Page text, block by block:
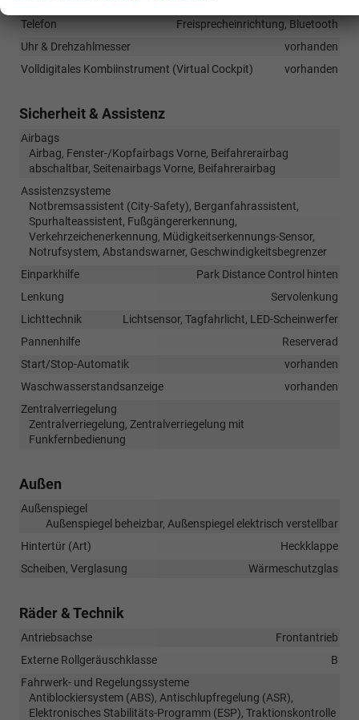
Telefon
Freisprecheinrichtung, Bluetooth
Uhr & Drehzahlmesser
vorhanden
Volldigitales Kombiinstrument (Virtual Cockpit)
vorhanden
Sicherheit & Assistenz
Airbags
Airbag, Fenster-/Kopfairbags Vorne, Beifahrerairbag
abschaltbar, Seitenairbags Vorne, Beifahrerairbag
Assistenzsysteme
Notbremsassistent (City-Safety), Berganfahrassistent,
Spurhalteassistent, Fußgängererkennung,
Verkehrzeichenerkennung, Müdigkeitserkennungs-Sensor,
Notrufsystem, Abstandswarner, Geschwindigkeitsbegrenzer
Einparkhilfe
Park Distance Control hinten
Lenkung
Servolenkung
Lichttechnik
Lichtsensor, Tagfahrlicht, LED-Scheinwerfer
Pannenhilfe
Reserverad
Start/Stop-Automatik
vorhanden
Waschwasserstandsanzeige
vorhanden
Zentralverriegelung
Zentralverriegelung, Zentralverriegelung mit
Funkfernbedienung
Außen
Außenspiegel
Außenspiegel beheizbar, Außenspiegel elektrisch verstellbar
Hintertür (Art)
Heckklappe
Scheiben, Verglasung
Wärmeschutzglas
Räder & Technik
Antriebsachse
Frontantrieb
Externe Rollgeräuschklasse
B
Fahrwerk- und Regelungssysteme
Antiblockiersystem (ABS), Antischlupfregelung (ASR),
Elektronisches Stabilitäts-Programm (ESP), Traktionskontrolle